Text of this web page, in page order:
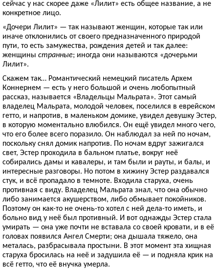
сейчас у нас скорее даже «Лилит» есть общее название, а не
конкретное лицо.
«Дочери Лилит» — так называют женщин, которые так или
иначе отклонились от своего предназначенного природой
пути, то есть замужества, рождения детей и так далее:
женщины странные; иногда они называются «дочерьми
Лилит».
Скажем так… Романтический немецкий писатель Архем
Коннернем — есть у него большой и очень любопытный
рассказ, называется «Владельцы Мальрата». Этот самый
владелец Мальрата, молодой человек, поселился в еврейском
гетто, и напротив, в маленьком домике, увидел девушку Эстер,
в которую моментально влюбился. Он ещё увидел много чего,
что его более всего поразило. Он наблюдал за ней по ночам,
поскольку снял домик напротив. По ночам вдруг зажигался
свет, Эстер проходила в бальном платье, вокруг неё
собирались дамы и кавалеры, и там были и рауты, и балы, и
интересные разговоры. Но потом в хижину Эстер раздавался
стук, и всё пропадало в темноте. Входила старуха, очень
противная с виду. Владелец Мальрата знал, что она обычно
либо занимается акушерством, либо обмывает покойников.
Поэтому он как-то не очень-то хотел с ней дела-то иметь, и
больно вид у неё был противный. И вот однажды Эстер стала
умирать — она уже почти не вставала со своей кровати, и в её
головах появился Ангел Смерти; она дышала тяжело, она
металась, разбрасывала простыни. В этот момент эта хищная
старуха бросилась на неё и задушила её — и подняла крик на
всё гетто, что её внучка умерла.